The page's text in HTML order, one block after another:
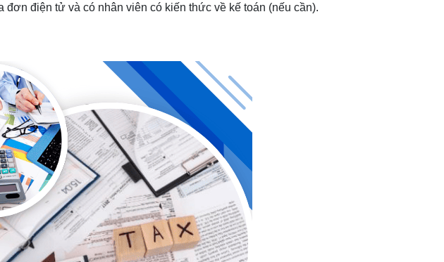
đơn điện tử và có nhân viên có kiến thức về kế toán (nếu cần).